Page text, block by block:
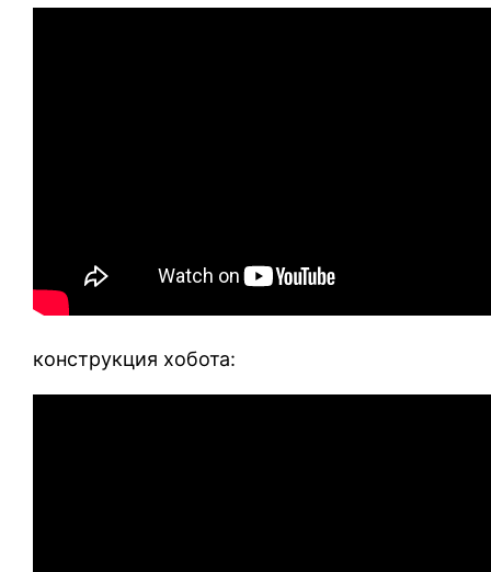
конструкция хобота: